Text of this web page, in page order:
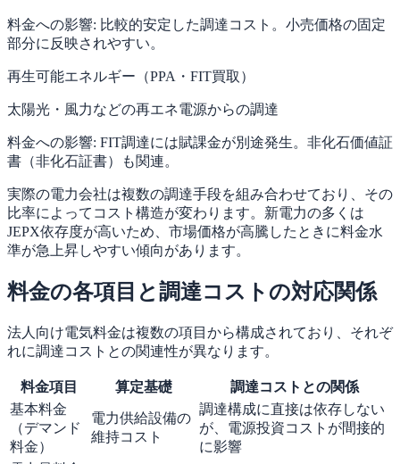
料金への影響: 比較的安定した調達コスト。小売価格の固定
部分に反映されやすい。
再生可能エネルギー（PPA・FIT買取）
太陽光・風力などの再エネ電源からの調達
料金への影響: FIT調達には賦課金が別途発生。非化石価値証
書（非化石証書）も関連。
実際の電力会社は複数の調達手段を組み合わせており、その
比率によってコスト構造が変わります。新電力の多くは
JEPX依存度が高いため、市場価格が高騰したときに料金水
準が急上昇しやすい傾向があります。
料金の各項目と調達コストの対応関係
法人向け電気料金は複数の項目から構成されており、それぞ
れに調達コストとの関連性が異なります。
料金項目 算定基礎
調達コストとの関係
基本料金
（デマンド
料金）
電力供給設備の
維持コスト
調達構成に直接は依存しない
が、電源投資コストが間接的
に影響